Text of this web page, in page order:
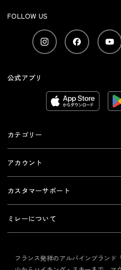
FOLLOW US
公式アプリ
カテゴリー
アカウント
カスタマーサポート
ミレーについて
フランス発祥のアルパインブランド